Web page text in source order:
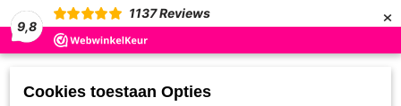
9,8
1137 Reviews ×
Cookies toestaan Opties